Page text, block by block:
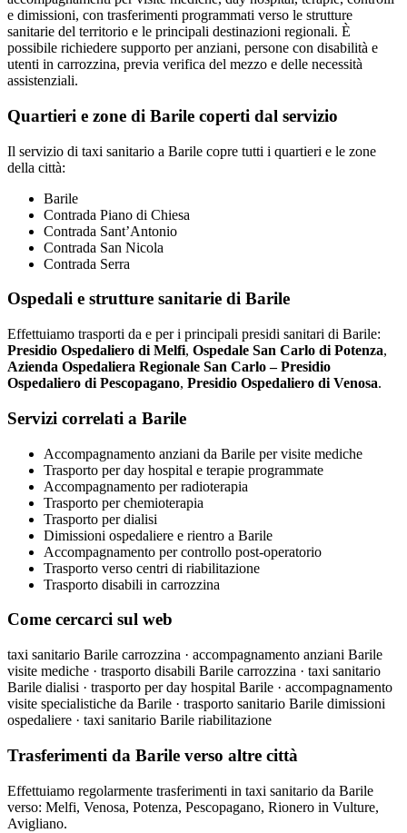
e dimissioni, con trasferimenti programmati verso le strutture
sanitarie del territorio e le principali destinazioni regionali. È
possibile richiedere supporto per anziani, persone con disabilità e
utenti in carrozzina, previa verifica del mezzo e delle necessità
assistenziali.
Quartieri e zone di Barile coperti dal servizio
Il servizio di taxi sanitario a Barile copre tutti i quartieri e le zone
della città:
Barile
Contrada Piano di Chiesa
Contrada Sant’Antonio
Contrada San Nicola
Contrada Serra
Ospedali e strutture sanitarie di Barile
Effettuiamo trasporti da e per i principali presidi sanitari di Barile:
Presidio Ospedaliero di Melfi, Ospedale San Carlo di Potenza,
Azienda Ospedaliera Regionale San Carlo – Presidio
Ospedaliero di Pescopagano, Presidio Ospedaliero di Venosa.
Servizi correlati a Barile
Accompagnamento anziani da Barile per visite mediche
Trasporto per day hospital e terapie programmate
Accompagnamento per radioterapia
Trasporto per chemioterapia
Trasporto per dialisi
Dimissioni ospedaliere e rientro a Barile
Accompagnamento per controllo post-operatorio
Trasporto verso centri di riabilitazione
Trasporto disabili in carrozzina
Come cercarci sul web
taxi sanitario Barile carrozzina · accompagnamento anziani Barile
visite mediche · trasporto disabili Barile carrozzina · taxi sanitario
Barile dialisi · trasporto per day hospital Barile · accompagnamento
visite specialistiche da Barile · trasporto sanitario Barile dimissioni
ospedaliere · taxi sanitario Barile riabilitazione
Trasferimenti da Barile verso altre città
Effettuiamo regolarmente trasferimenti in taxi sanitario da Barile
verso: Melfi, Venosa, Potenza, Pescopagano, Rionero in Vulture,
Avigliano.